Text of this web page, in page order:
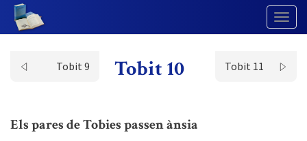
Tobit 9 Tobit 10 Tobit 11
Els pares de Tobies passen ànsia